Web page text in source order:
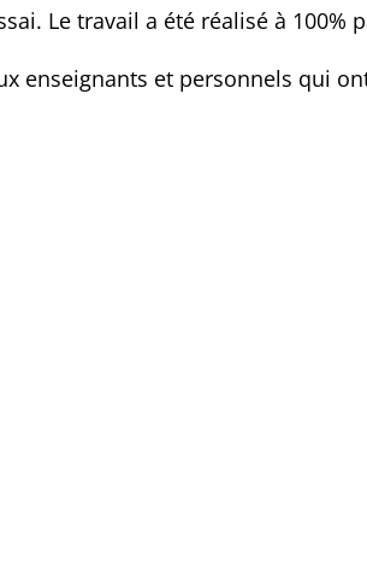
Le travail a été réalisé à
enseignants et personnels qui